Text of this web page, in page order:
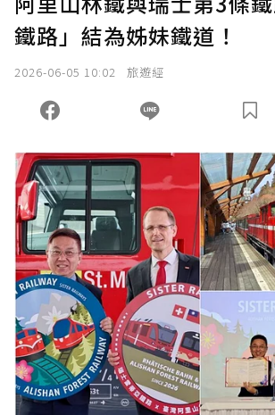
鐵路」結為姊妹鐵道！
2026-06-05 10:02 旅遊經